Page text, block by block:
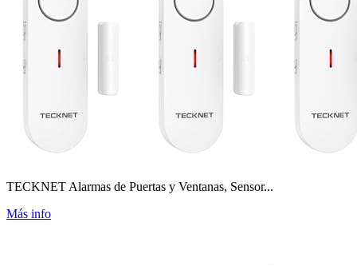
TECKNET Alarmas de Puertas y Ventanas, Sensor...
Más info